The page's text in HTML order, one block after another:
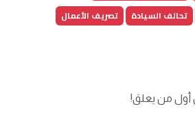
تحالف السيادة تصريف الأعمال
أول من يعلق!